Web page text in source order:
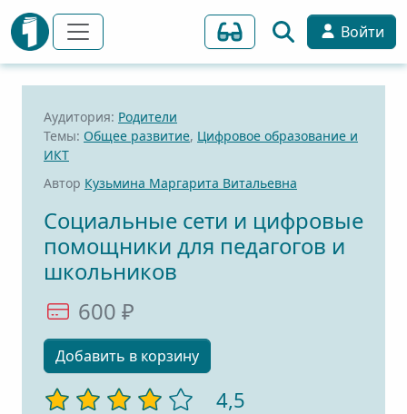
Войти
Аудитория: Родители
Темы: Общее развитие, Цифровое образование и
ИКТ
Автор Кузьмина Маргарита Витальевна
Социальные сети и цифровые
помощники для педагогов и
школьников
600 ₽
Добавить в корзину
4,5